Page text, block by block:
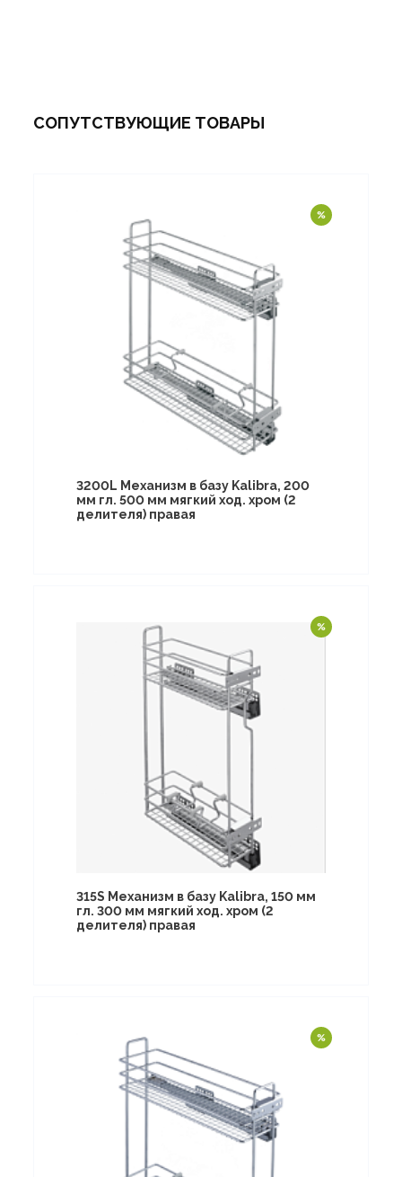
СОПУТСТВУЮЩИЕ ТОВАРЫ
3200L Механизм в базу Kalibra, 200
мм гл. 500 мм мягкий ход. хром (2
делителя) правая
315S Механизм в базу Kalibra, 150 мм
гл. 300 мм мягкий ход. хром (2
делителя) правая